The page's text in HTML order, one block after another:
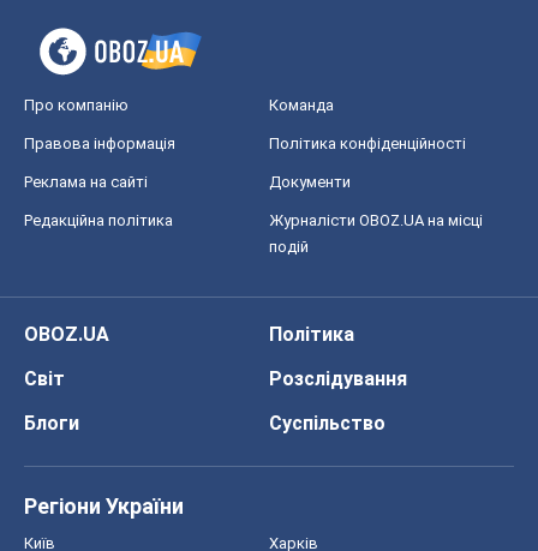
Про компанію Команда
Правова інформація Політика конфіденційності
Реклама на сайті Документи
Редакційна політика
Журналісти OBOZ.UA на місці
подій
OBOZ.UA
Політика
Світ
Розслідування
Блоги
Суспільство
Регіони України
Київ Харків